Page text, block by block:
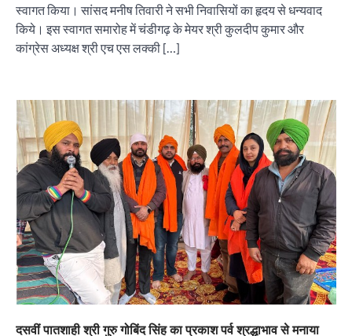
स्वागत किया। सांसद मनीष तिवारी ने सभी निवासियों का हृदय से धन्यवाद
किये। इस स्वागत समारोह में चंडीगढ़ के मेयर श्री कुलदीप कुमार और
कांग्रेस अध्यक्ष श्री एच एस लक्की […]
दसवीं पातशाही श्री गुरु गोबिंद सिंह का प्रकाश पर्व श्रद्धाभाव से मनाया